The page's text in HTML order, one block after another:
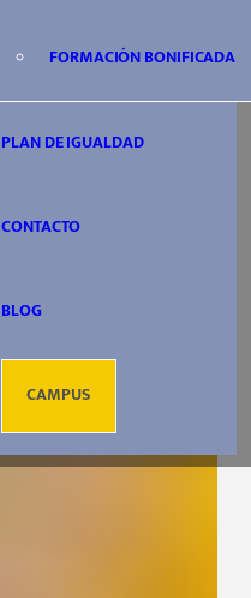
FORMACIÓN BONIFICADA
PLAN DE IGUALDAD
CONTACTO
BLOG
CAMPUS